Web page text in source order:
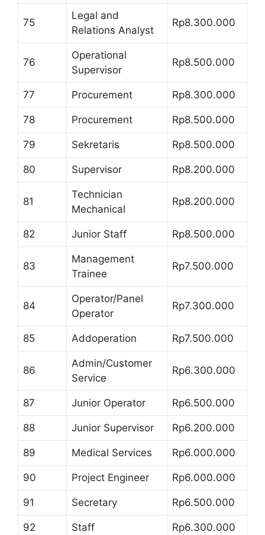
75
Legal and
Relations Analyst
Rp8.300.000
76
Operational
Supervisor
Rp8.500.000
77 Procurement Rp8.300.000
78 Procurement Rp8.500.000
79 Sekretaris Rp8.500.000
80 Supervisor Rp8.200.000
81
Technician
Mechanical
Rp8.200.000
82 Junior Staff Rp8.500.000
83
Management
Trainee
Rp7.500.000
84
Operator/Panel
Operator
Rp7.300.000
85 Addoperation Rp7.500.000
86
Admin/Customer
Service
Rp6.300.000
87 Junior Operator Rp6.500.000
88 Junior Supervisor Rp6.200.000
89 Medical Services Rp6.000.000
90 Project Engineer Rp6.000.000
91 Secretary Rp6.500.000
92 Staff Rp6.300.000